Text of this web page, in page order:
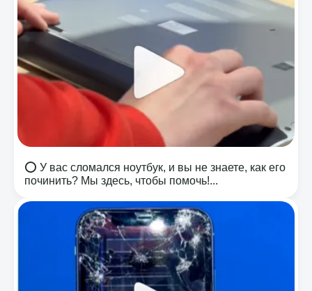
⭕️ У вас сломался ноутбук, и вы не знаете, как его
починить? Мы здесь, чтобы помочь!...